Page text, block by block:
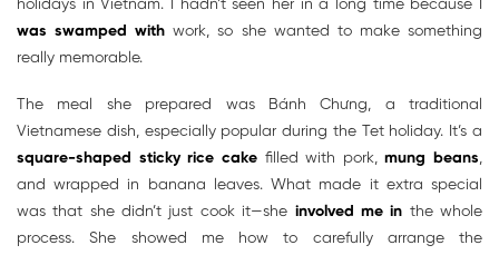
holidays in Vietnam. I hadn’t seen her in a long time because I
was swamped with work, so she wanted to make something
really memorable.
The meal she prepared was Bánh Chưng, a traditional
Vietnamese dish, especially popular during the Tet holiday. It’s a
square-shaped sticky rice cakefilled with pork,mung beans,
and wrapped in banana leaves. What made it extra special
was that she didn’t just cook it—she involved me in the whole
process. She showed me how to carefully arrange the